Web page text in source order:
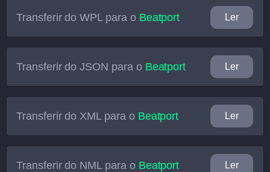
Transferir doWPL para o Beatport Ler
Transferir doJSON para o Beatport Ler
Transferir do XML para o Beatport Ler
Transferir do NML para o Beatport Ler